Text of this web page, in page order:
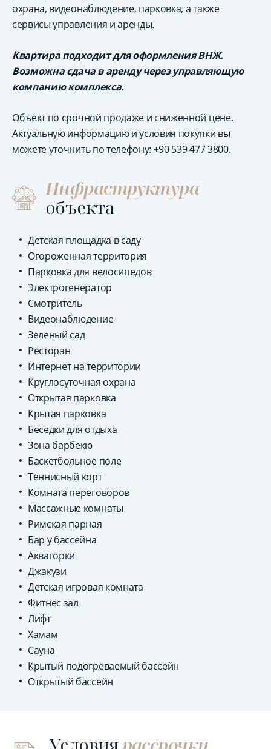
охрана, видеонаблюдение, парковка, а также
сервисы управления и аренды.
Квартира подходит для оформления ВНЖ.
Возможна сдача в аренду через управляющую
компанию комплекса.
Объект по срочной продаже и сниженной цене.
Актуальную информацию и условия покупки вы
можете уточнить по телефону: +90 539 477 3800.
Инфраструктура
объекта
Детская площадка в саду
Огороженная территория
Парковка для велосипедов
Электрогенератор
Смотритель
Видеонаблюдение
Зеленый сад
Ресторан
Интернет на территории
Круглосуточная охрана
Открытая парковка
Крытая парковка
Беседки для отдыха
Зона барбекю
Баскетбольное поле
Теннисный корт
Комната переговоров
Массажные комнаты
Римская парная
Бар у бассейна
Аквагорки
Джакузи
Детская игровая комната
Фитнес зал
Лифт
Хамам
Сауна
Крытый подогреваемый бассейн
Открытый бассейн